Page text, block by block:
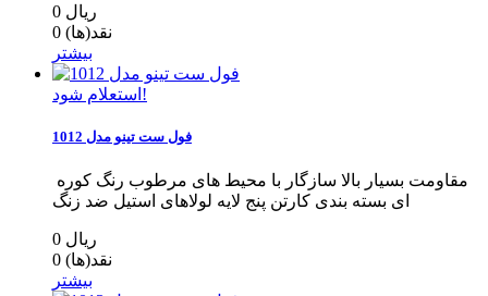
0 ریال
0 نقد(ها)
بیشتر
استعلام شود!
فول ست تینو مدل 1012
ای بسته بندی کارتن پنج لایه لولاهای استیل ضد زنگ
0 ریال
0 نقد(ها)
بیشتر